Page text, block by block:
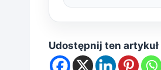
Udostępnij ten artykuł